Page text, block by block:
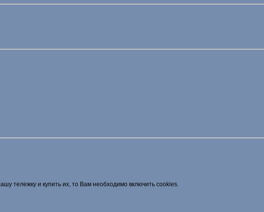
тележку и купить их, то Вам необходимо включить cookies.